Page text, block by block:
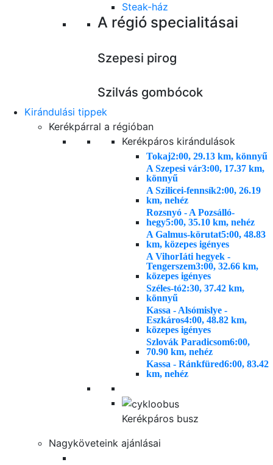
Steak-ház
A régió specialitásai
Szepesi pirog
Szilvás gombócok
Kirándulási tippek
Kerékpárral a régióban
Kerékpáros kirándulások
Tokaj2:00, 29.13 km, könnyű
A Szepesi vár3:00, 17.37 km,
könnyű
A Szilicei-fennsík2:00, 26.19
km, nehéz
Rozsnyó - A Pozsálló-
hegy5:00, 35.10 km, nehéz
A Galmus-körutat5:00, 48.83
km, közepes igényes
A VihorIáti hegyek -
Tengerszem3:00, 32.66 km,
közepes igényes
Széles-tó2:30, 37.42 km,
könnyű
Kassa - Alsómislye -
Eszkáros4:00, 48.82 km,
közepes igényes
Szlovák Paradicsom6:00,
70.90 km, nehéz
Kassa - Ránkfüred6:00, 83.42
km, nehéz
Kerékpáros busz
Nagyköveteink ajánlásai